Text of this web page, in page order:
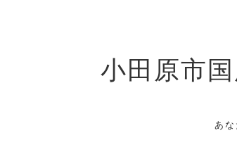
小田原市国
あ